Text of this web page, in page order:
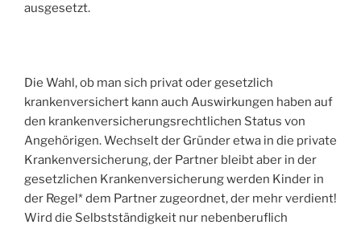
ausgesetzt.
Die Wahl, ob man sich privat oder gesetzlich
krankenversichert kann auch Auswirkungen haben auf
den krankenversicherungsrechtlichen Status von
Angehörigen. Wechselt der Gründer etwa in die private
Krankenversicherung, der Partner bleibt aber in der
gesetzlichen Krankenversicherung werden Kinder in
der Regel* dem Partner zugeordnet, der mehr verdient!
Wird die Selbstständigkeit nur nebenberuflich